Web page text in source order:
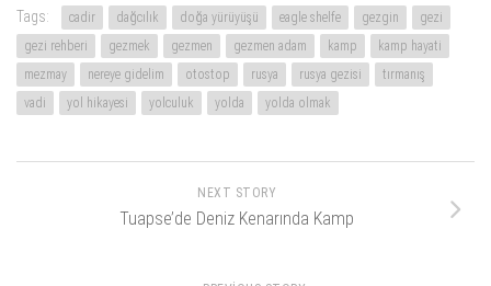
Tags: cadir dağcılık doğa yürüyüşü eagle shelfe gezgin
gezi
gezi rehberi
gezmek gezmen gezmen adam kamp
kamp hayati
mezmay
nereye gidelim otostop rusya rusya gezisi
tırmanış
vadi
yol hikayesi yolculuk yolda yolda olmak
NEXT STORY
Tuapse’de Deniz Kenarında Kamp